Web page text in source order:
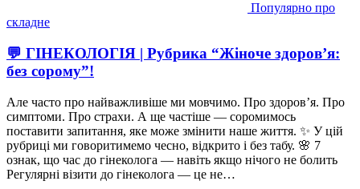
Популярно про
складне
💬 ГІНЕКОЛОГІЯ | Рубрика “Жіноче здоров’я:
без сорому”!
Але часто про найважливіше ми мовчимо. Про здоров’я. Про
симптоми. Про страхи. А ще частіше — соромимось
поставити запитання, яке може змінити наше життя. ✨ У цій
рубриці ми говоритимемо чесно, відкрито і без табу. 🌸 7
ознак, що час до гінеколога — навіть якщо нічого не болить
Регулярні візити до гінеколога — це не…